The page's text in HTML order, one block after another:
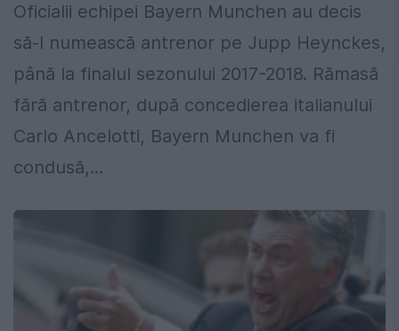
Oficialii echipei Bayern Munchen au decis
să-l numească antrenor pe Jupp Heynckes,
până la finalul sezonului 2017-2018. Rămasă
fără antrenor, după concedierea italianului
Carlo Ancelotti, Bayern Munchen va fi
condusă,...